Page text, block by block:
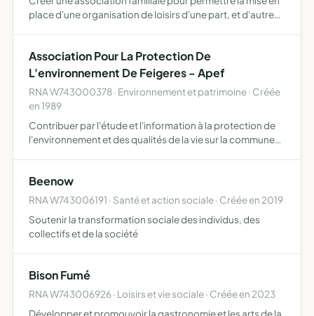
place d'une organisation de loisirs d'une part, et d'autre
Association Pour La Protection De
L'environnement De Feigeres - Apef
RNA W743000378 · Environnement et patrimoine · Créée
en 1989
Contribuer par l'étude et l'information à la protection de
l'environnement et des qualités de la vie sur la commune
Beenow
RNA W743006191 · Santé et action sociale · Créée en 2019
Soutenir la transformation sociale des individus, des
collectifs et de la société
Bison Fumé
RNA W743006926 · Loisirs et vie sociale · Créée en 2023
Développer et promouvoir la gastronomie et les arts de la